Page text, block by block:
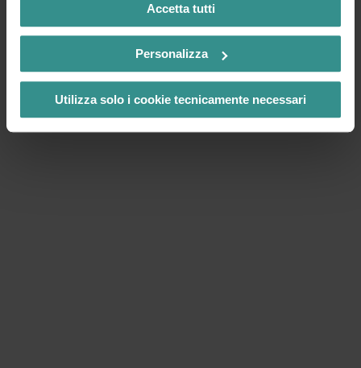
Accetta tutti
Personalizza
Utilizza solo i cookie tecnicamente necessari